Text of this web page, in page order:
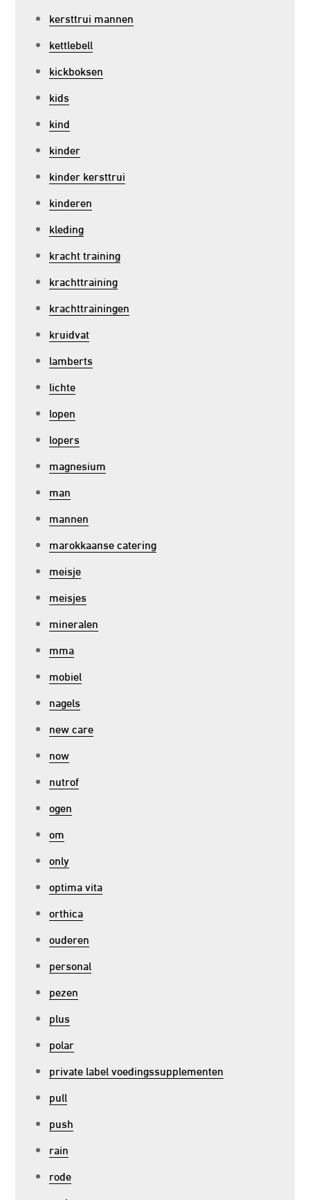
kersttrui mannen
kettlebell
kickboksen
kids
kind
kinder
kinder kersttrui
kinderen
kleding
kracht training
krachttraining
krachttrainingen
kruidvat
lamberts
lichte
lopen
lopers
magnesium
man
mannen
marokkaanse catering
meisje
meisjes
mineralen
mma
mobiel
nagels
new care
now
nutrof
ogen
om
only
optima vita
orthica
ouderen
personal
pezen
plus
polar
private label voedingssupplementen
pull
push
rain
rode